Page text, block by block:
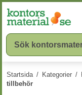
Startsida / Kategorier /
tillbehör